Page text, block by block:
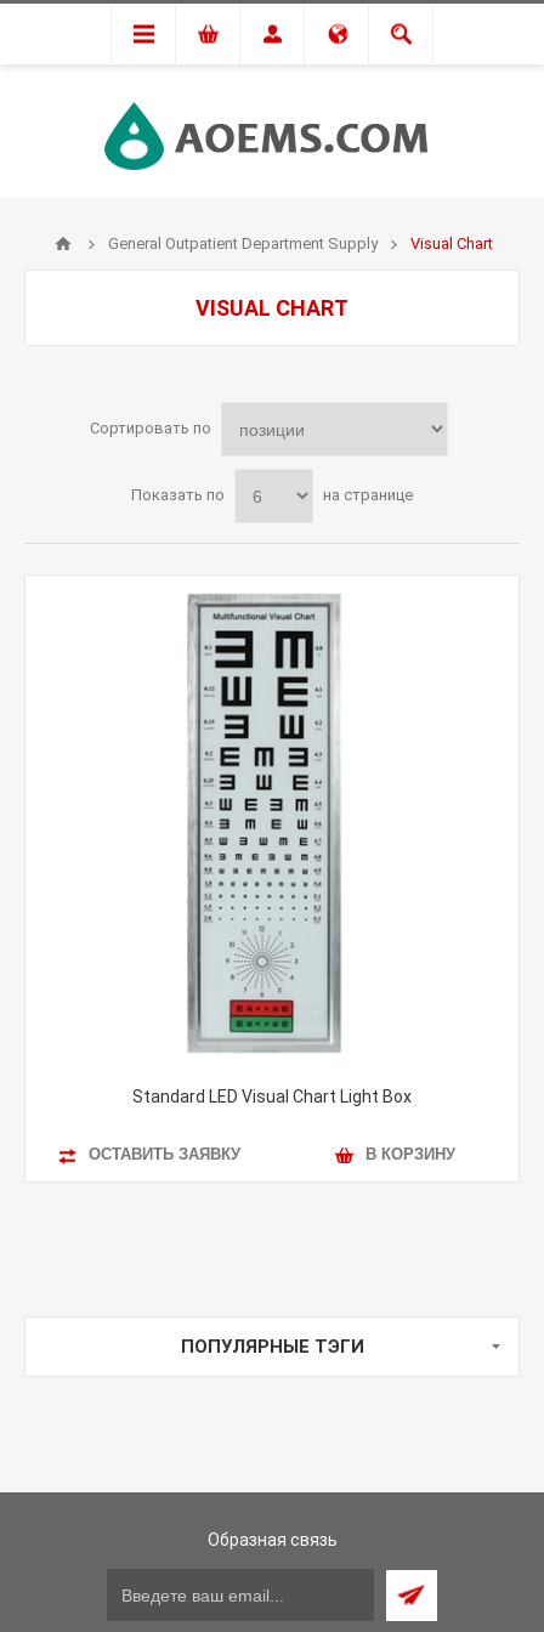
General Outpatient Department Supply Visual Chart
VISUAL CHART
Сортировать по
Показать по на странице
Standard LED Visual Chart Light Box
ОСТАВИТЬ ЗАЯВКУ В КОРЗИНУ
ПОПУЛЯРНЫЕ ТЭГИ
Образная связь